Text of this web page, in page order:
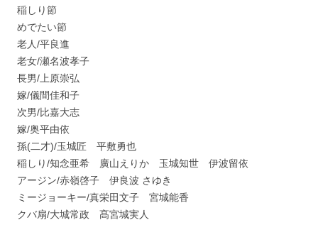
稲しり節
めでたい節
老人/平良進
老女/瀬名波孝子
長男/上原崇弘
嫁/儀間佳和子
次男/比嘉大志
嫁/奥平由依
孫(二才)/玉城匠 平敷勇也
稲しり/知念亜希 廣山えりか 玉城知世 伊波留依
アージン/赤嶺啓子 伊良波 さゆき
ミージョーキー/真栄田文子 宮城能香
クバ扇/大城常政 髙宮城実人